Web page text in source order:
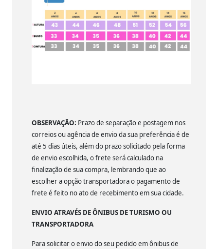
OBSERVAÇÃO: Prazo de separação e postagem nos
correios ou agência de envio da sua preferência é de
até 5 dias úteis, além do prazo solicitado pela forma
de envio escolhida, o frete será calculado na
finalização de sua compra, lembrando que ao
escolher a opção transportadora o pagamento de
frete é feito no ato de recebimento em sua cidade.
ENVIO ATRAVÉS DE ÔNIBUS DE TURISMO OU
TRANSPORTADORA
Para solicitar o envio do seu pedido em ônibus de